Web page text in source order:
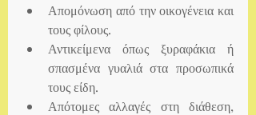
Απομόνωση από την οικογένεια και
τους φίλους.
Αντικείμενα όπως ξυραφάκια ή
σπασμένα γυαλιά στα προσωπικά
τους είδη.
Απότομες αλλαγές στη διάθεση,